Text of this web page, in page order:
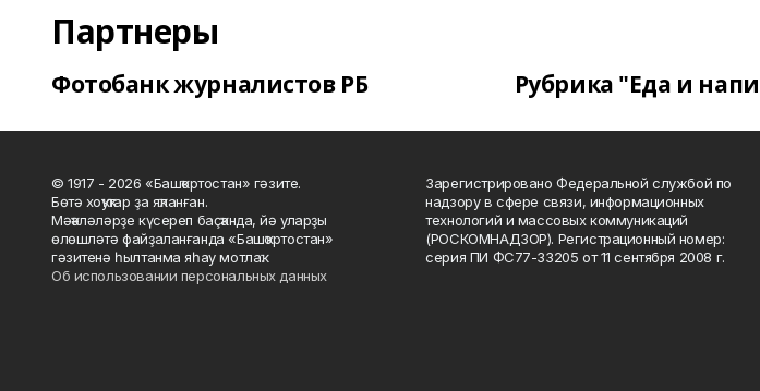
Партнеры
Фотобанк журналистов РБ Рубрика "Еда и
© 1917 - 2026 «Башҡортостан» гәзите.
Бөтә хоҡуҡтар ҙа яҡланған.
Мәҡәләләрҙе күсереп баҫҡанда, йә уларҙы
өлөшләтә файҙаланғанда «Башҡортостан»
гәзитенә һылтанма яһау мотлаҡ.
Об использовании персональных данных
Зарегистрировано Федеральной службой по
надзору в сфере связи, информационных
технологий и массовых коммуникаций
(РОСКОМНАДЗОР). Регистрационный номер:
серия ПИ ФС77-33205 от 11 сентября 2008 г.